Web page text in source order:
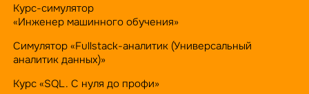
Курс-симулятор
«Инженер машинного обучения»
Симулятор «Fullstack-аналитик (Универсальный
аналитик данных)»
Курс «SQL. С нуля до профи»